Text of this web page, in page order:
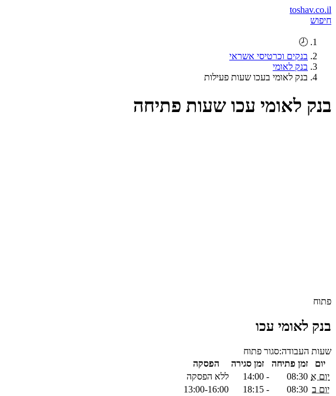
toshav.co.il
חיפוש
🕗
בנקים וכרטיסי אשראי
בנק לאומי
בנק לאומי בעכו שעות פעילות
בנק לאומי עכו שעות פתיחה
פתוח
בנק לאומי עכו
שעות העבודה:סגור פתוח
יום
זמן פתיחה זמן סגירה
הפסקה
יום א 08:30
-
14:00
ללא הפסקה
יום ב 08:30
-
18:15
13:00-16:00